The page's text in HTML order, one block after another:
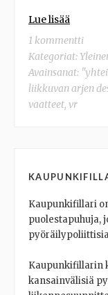
Lue lisää
1 kommentti
Kategoriat:
Avainsanat:
liikkuvan arjen
vaatteet, vr
Kaupunkifillari
puolestapuhuja,
Kaupunkifillarin
kansainvälisiä